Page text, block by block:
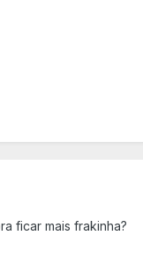
ficar mais frakinha?